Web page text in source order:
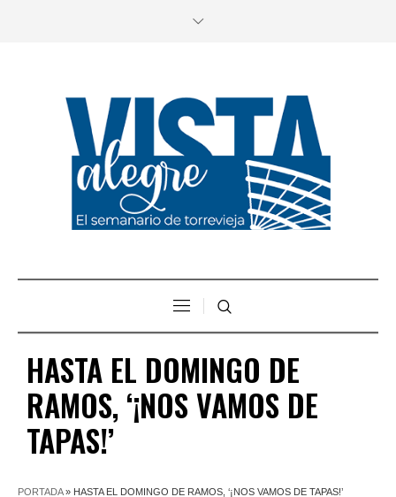
HASTA EL DOMINGO DE
RAMOS, ‘¡NOS VAMOS DE
TAPAS!’
PORTADA» HASTA EL DOMINGO DE RAMOS, ‘¡NOS VAMOS DE TAPAS!’